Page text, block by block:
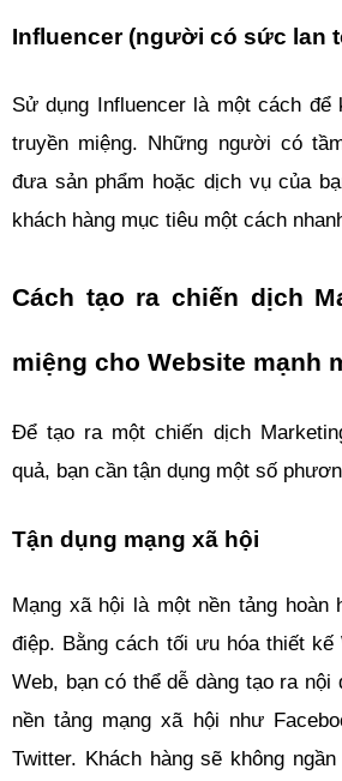
Influencer (người có sức lan
Sử dụng Influencer là một cách để
truyền miệng. Những người có
đưa sản phẩm hoặc dịch vụ của
khách hàng mục tiêu một cách
Cách tạo ra chiến dịch
miệng cho Website mạnh
Để tạo ra một chiến dịch
quả, bạn cần tận dụng một số
Tận dụng mạng xã hội
Mạng xã hội là một nền tảng hoàn
điệp. Bằng cách tối ưu hóa thiết
Web, bạn có thể dễ dàng tạo ra nội
nền tảng mạng xã hội như
Twitter. Khách hàng sẽ không